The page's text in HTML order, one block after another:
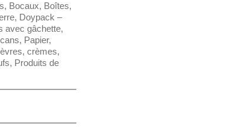
, Bocaux, Boîtes,
, Doypack –
avec gâchette,
, Papier,
crèmes,
, Produits de